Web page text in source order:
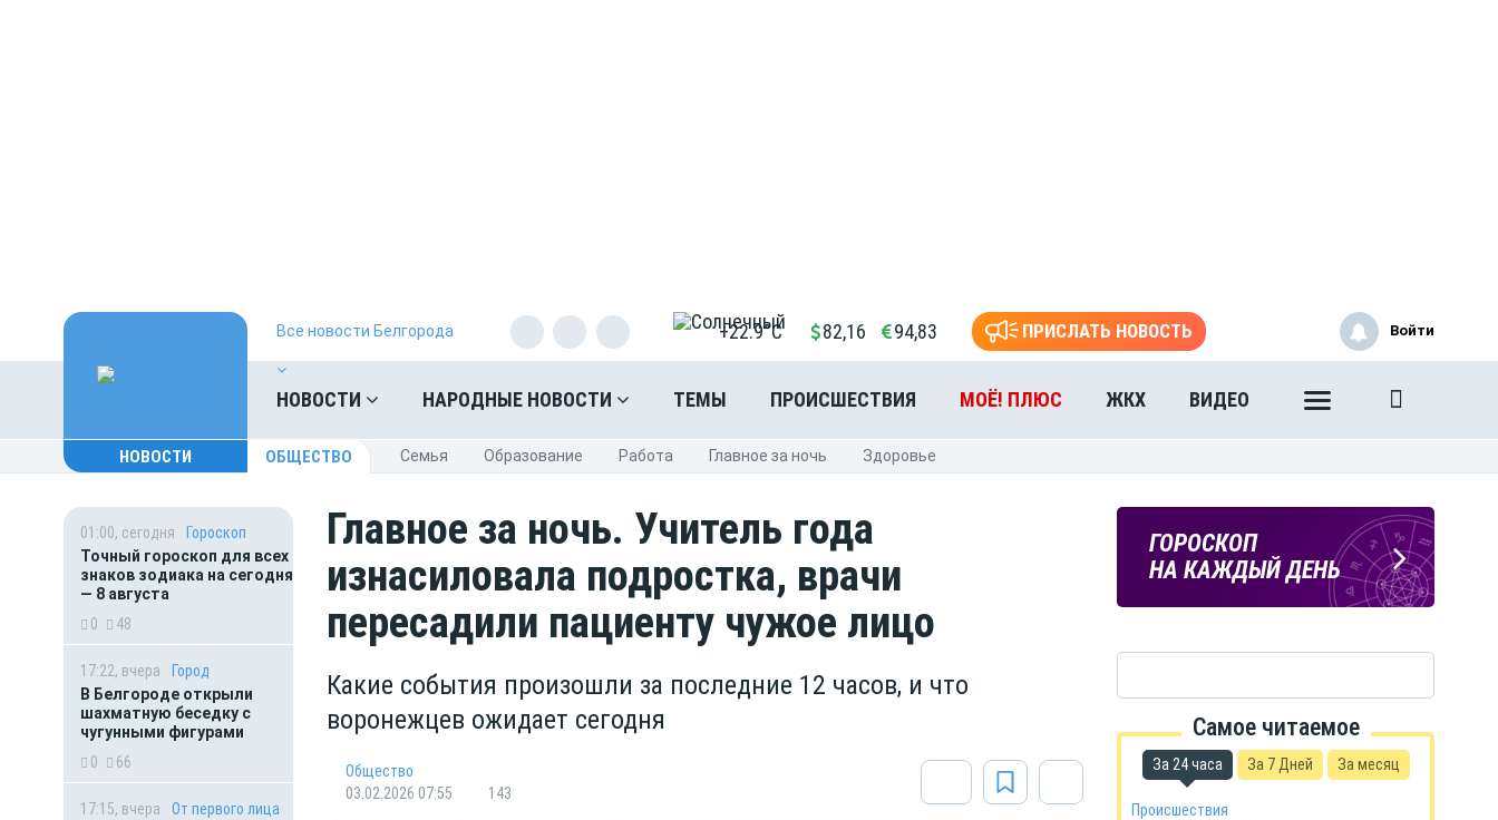
Все новости Белгорода +22.9°C 82,16 94,83 ПРИСЛАТЬ НОВОСТЬ
НОВОСТИ НАРОДНЫЕ НОВОСТИ ТЕМЫ ПРОИСШЕСТВИЯ МОЁ! ПЛЮС ЖКХ ВИДЕО
Войти
НОВОСТИ ОБЩЕСТВО Cемья Oбразование Pабота Главное за ночь Здоровье
01:00, сегодня
Гороскоп
Точный гороскоп для всех
знаков зодиака на сегодня
— 8 августа
0
48
17:22, вчера
Город
В Белгороде открыли
шахматную беседку с
чугунными фигурами
0
66
17:15, вчера
От первого лица
Главное за ночь. Учитель года
изнасиловала подростка, врачи
пересадили пациенту чужое лицо
Какие события произошли за последние 12 часов, и что
воронежцев ожидает сегодня
Общество
03.02.2026 07:55
143
ГОРОСКОП
НА КАЖДЫЙ ДЕНЬ
Подпишись
на тг-канал
«МОЁ! Белгород»
ПОГОДА
В БЕЛГОРОДЕ
Самое читаемое
За 24 часа За 7 Дней За месяц
Происшествия